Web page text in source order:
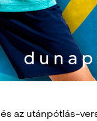
az utánpótlás-